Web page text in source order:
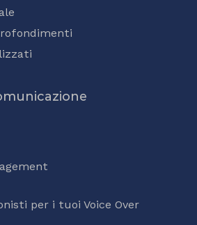
per i tuoi Voice Over